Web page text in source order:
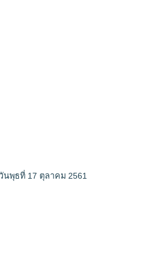
นพุธที่ 17 ตุลาคม 2561